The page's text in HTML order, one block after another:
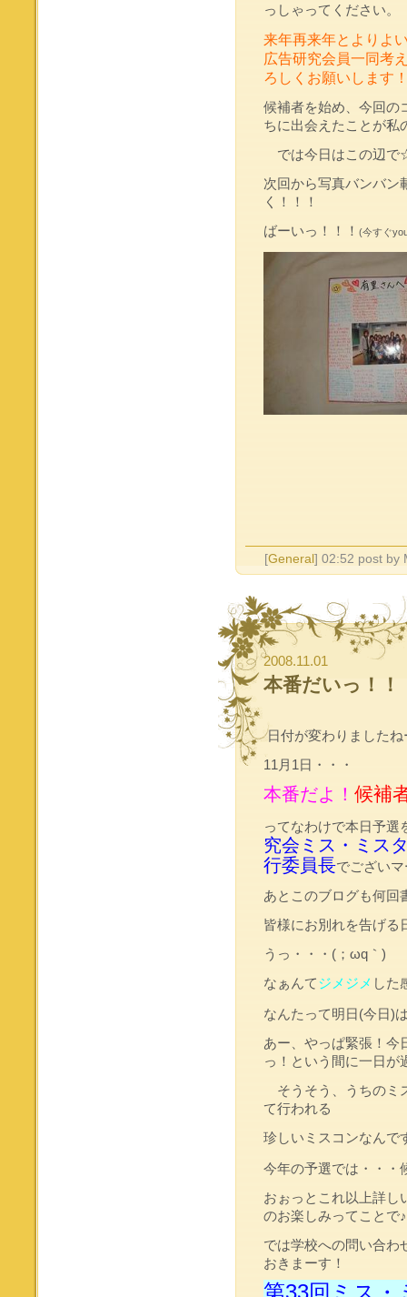
っしゃってください。
来年再来年とよりよ
広告研究会員一同考
ろしくお願いします
候補者を始め、今回の
ちに出会えたことが私
では今日はこの辺
次回から写真バンバン
く！！！
ばーいっ！！！ (今すぐ
[General ] 02:52 post by
2008.11.01
本番だいっ！！
日付が変わりましたね
11月1日・・・
本番だよ！ 候補
ってなわけで本日予選
究会ミス・ミス
行委員長でござい
あとこのブログも何回
皆様にお別れを告げる
うっ・・・(；ωq｀)
なぁんてジメジメ した
なんたって明日(今日)
あー、やっぱ緊張！今
っ！という間に一日が
そうそう、うちのミ
て行われる
珍しいミスコンなん
今年の予選では・・・
おぉっとこれ以上詳し
のお楽しみってことで♪
では学校への問い合わ
おきまーす！
第33回ミス・